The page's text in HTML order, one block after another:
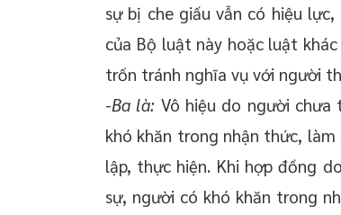
sự bị che giấu vẫn có hiệu
của Bộ luật này hoặc luật
trốn tránh nghĩa vụ với người
-Ba là: Vô hiệu do người chưa
khó khăn trong nhận thức, làm
lập, thực hiện. Khi hợp đồng
sự, người có khó khăn trong